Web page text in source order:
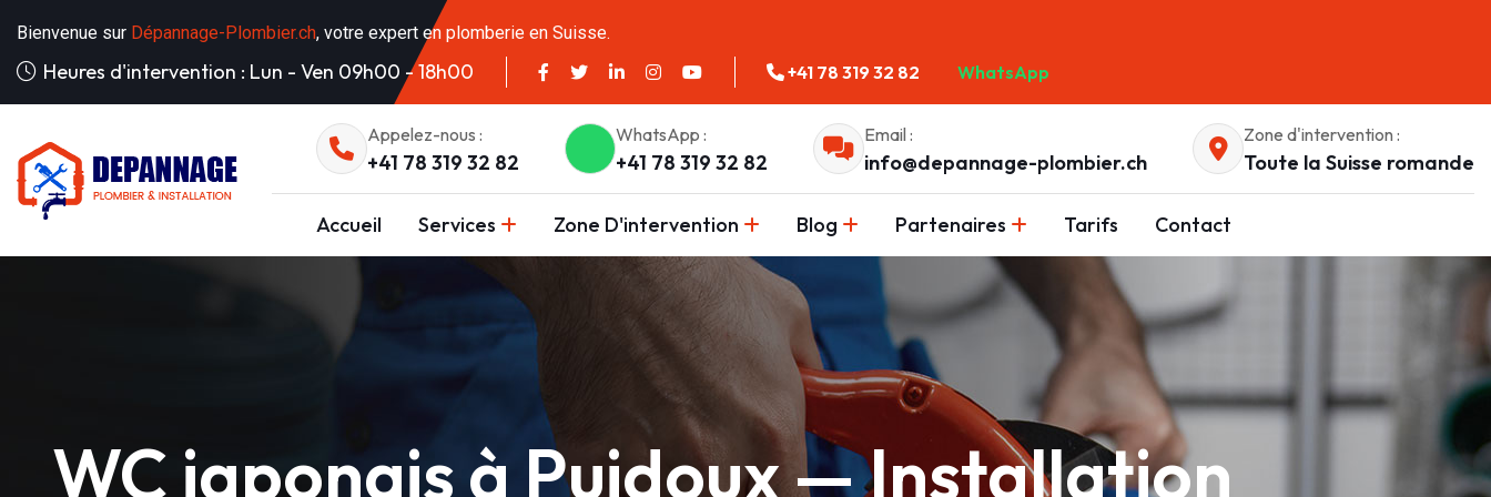
Bienvenue sur Dépannage-Plombier.ch, votre expert en plomberie en Suisse.
Heures d'intervention : Lun - Ven 09h00 - 18h00 +41 78 319 32 82 WhatsApp
Appelez-nous :
+41 78 319 32 82
WhatsApp :
+41 78 319 32 82
Email :
info@depannage-plombier.ch
Zone d'intervention :
Toute la Suisse romande
Accueil Services Zone D'intervention Blog Partenaires Tarifs Contact
WC japonais à Puidoux — Installation